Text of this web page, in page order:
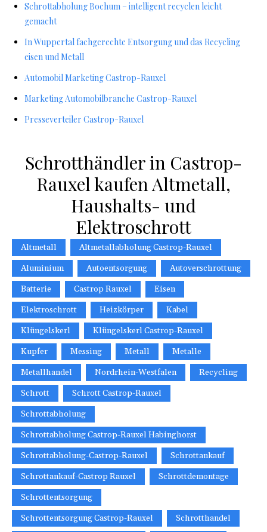
Schrottabholung Bochum – intelligent recyclen leicht
gemacht
In Wuppertal fachgerechte Entsorgung und das Recycling
eisen und Metall
Automobil Marketing Castrop-Rauxel
Marketing Automobilbranche Castrop-Rauxel
Presseverteiler Castrop-Rauxel
Schrotthändler in Castrop-
Rauxel kaufen Altmetall,
Haushalts- und
Elektroschrott
Altmetall
Altmetallabholung Castrop-Rauxel
Aluminium
Autoentsorgung
Autoverschrottung
Batterie
Castrop Rauxel
Eisen
Elektroschrott
Heizkörper
Kabel
Klüngelskerl
Klüngelskerl Castrop-Rauxel
Kupfer
Messing Metall
Metalle
Metallhandel
Nordrhein-Westfalen
Recycling
Schrott
Schrott Castrop-Rauxel
Schrottabholung
Schrottabholung Castrop-Rauxel Habinghorst
Schrottabholung-Castrop-Rauxel
Schrottankauf
Schrottankauf-Castrop Rauxel
Schrottdemontage
Schrottentsorgung
Schrottentsorgung Castrop-Rauxel
Schrotthandel